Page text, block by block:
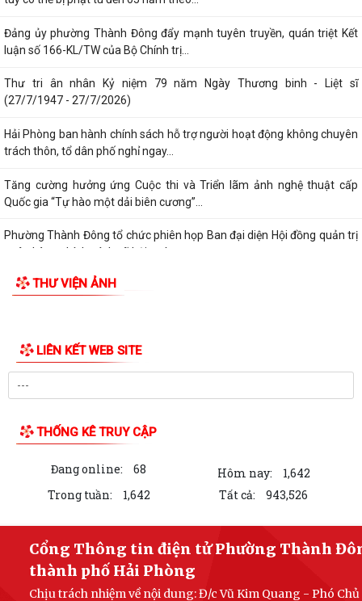
Đảng ủy phường Thành Đông đẩy mạnh tuyên truyền, quán triệt Kết
luận số 166-KL/TW của Bộ Chính trị...
Thư tri ân nhân Kỷ niệm 79 năm Ngày Thương binh - Liệt sĩ
(27/7/1947 - 27/7/2026)
Hải Phòng ban hành chính sách hỗ trợ người hoạt động không chuyên
trách thôn, tổ dân phố nghỉ ngay...
Tăng cường hưởng ứng Cuộc thi và Triển lãm ảnh nghệ thuật cấp
Quốc gia “Tự hào một dải biên cương”...
Phường Thành Đông tổ chức phiên họp Ban đại diện Hội đồng quản trị
ngân hàng chính sách xã hội quý...
Hơn 1.600 đoàn viên, người lao động trên địa bàn phường Thành Đông
hè năm 2026 cho đội ngũ giáo viên
Phường Thành Đông tri ân Người có công
nhân kỷ niệm 79 năm Ngày Thương...
Phường Thành Đông tri ân các gia đình chính sách nhân dịp 27/7
Phường Thành Đông tổ chức chương trình "Bữa cơm công đoàn"
Hội Cựu Công an nhân dân phường Thành Đông tổ chức Đại hội thành
lập nhiệm kỳ 2026 – 2031
THƯ VIỆN ẢNH
LIÊN KẾT WEB SITE